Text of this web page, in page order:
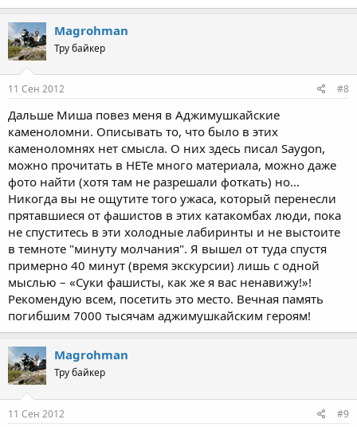
Magrohman
Тру байкер
11 Сен 2012 #8
Дальше Миша повез меня в Аджимушкайские
каменоломни. Описывать то, что было в этих
каменоломнях нет смысла. О них здесь писал Saygon,
можно прочитать в НЕТе много материала, можно даже
фото найти (хотя там не разрешали фоткать) но…
Никогда вы не ощутите того ужаса, который перенесли
прятавшиеся от фашистов в этих катакомбах люди, пока
не спуститесь в эти холодные лабиринты и не выстоите
в темноте "минуту молчания". Я вышел от туда спустя
примерно 40 минут (время экскурсии) лишь с одной
мыслью – «Суки фашисты, как же я вас ненавижу!»!
Рекомендую всем, посетить это место. Вечная память
погибшим 7000 тысячам аджимушкайским героям!
Magrohman
Тру байкер
11 Сен 2012 #9